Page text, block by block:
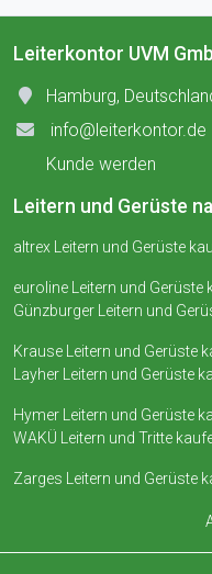
Leiterkontor UVM
Hamburg,
info@leiterkontor.de
Kunde werden
Leitern und Gerüste
altrex Leitern und Gerüste
euroline Leitern und Gerüste
Günzburger Leitern und
Krause Leitern und Gerüste
Layher Leitern und Gerüste
Hymer Leitern und Gerüste
WAKÜ Leitern und Tritte
Zarges Leitern und Gerüste